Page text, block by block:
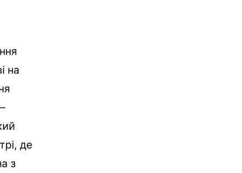
на
де
з